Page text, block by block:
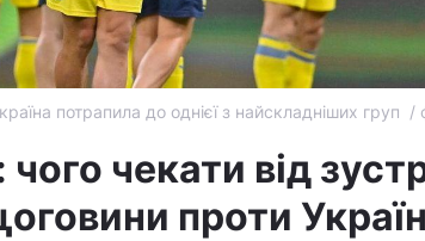
потрапила до однієї з найскладніших груп /
чекати від
проти